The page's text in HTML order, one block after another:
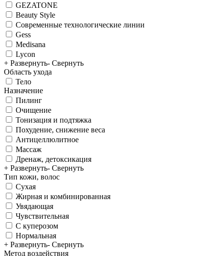
GEZATONE
Beauty Style
Современные технологические линии
Gess
Medisana
Lycon
+ Развернуть- Свернуть
Область ухода
Тело
Назначение
Пилинг
Очищение
Тонизация и подтяжка
Похудение, снижение веса
Антицеллюлитное
Массаж
Дренаж, детоксикация
+ Развернуть- Свернуть
Тип кожи, волос
Сухая
Жирная и комбинированная
Увядающая
Чувствительная
С куперозом
Нормальная
+ Развернуть- Свернуть
Метод воздействия